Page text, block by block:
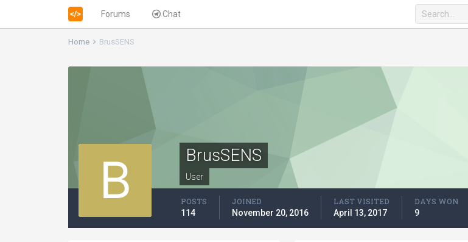
Forums Chat
Home BrusSENS
BrusSENS
User
POSTS
114
JOINED
November 20, 2016
LAST VISITED
April 13, 2017
DAYS WON
9